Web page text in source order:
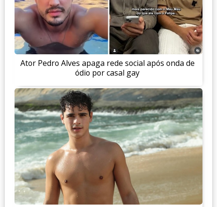
Ator Pedro Alves apaga rede social após onda de
ódio por casal gay